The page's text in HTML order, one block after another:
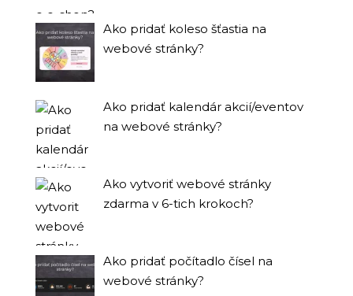
Ako pridať koleso šťastia na
webové stránky?
Ako pridať kalendár akcií/eventov
na webové stránky?
Ako vytvoriť webové stránky
zdarma v 6-tich krokoch?
Ako pridať počítadlo čísel na
webové stránky?